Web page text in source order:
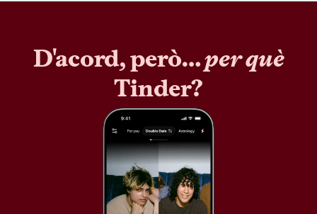
D'acord, però…per què
Tinder?